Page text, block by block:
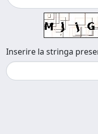
Inserire la stringa